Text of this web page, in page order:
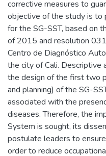
corrective measures to
objective of the study is to
for the SG-SST, based on
of 2015 and resolution
Centro de Diagnóstico
the city of Cali. Descriptive
the design of the first two
and planning) of the SG-
associated with the
diseases. Therefore, the
System is sought, its
postulate leaders to
order to reduce